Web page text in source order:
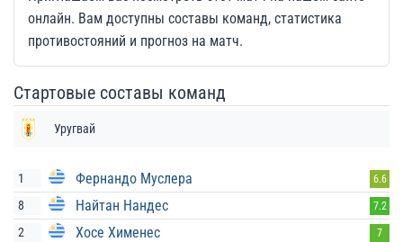
онлайн. Вам доступны составы команд, статистика
противостояний и прогноз на матч.
Стартовые составы команд
Уругвай
1 Фернандо Муслера 6.6
8 Найтан Нандес 7.2
2 Хосе Хименес 7